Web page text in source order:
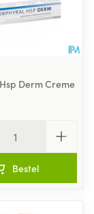
Derm Creme
Bestel